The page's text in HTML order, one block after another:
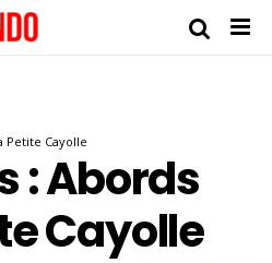
Petite Cayolle
: Abords
Cayolle